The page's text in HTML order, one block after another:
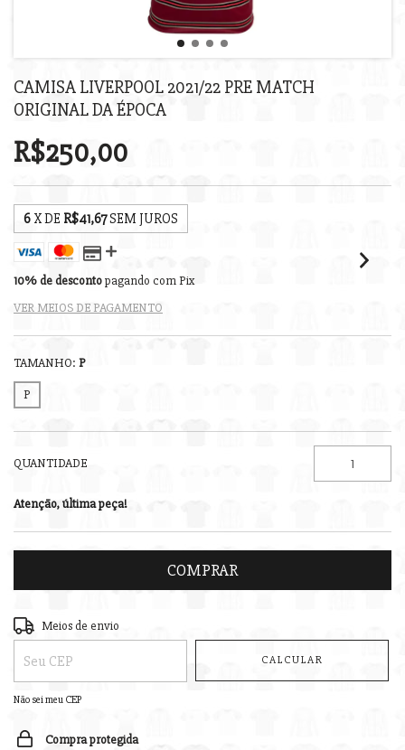
CAMISA LIVERPOOL 2021/22 PRE MATCH
ORIGINAL DA ÉPOCA
R$250,00
6 X DE R$41,67SEM JUROS
10% de descontopagando com Pix
VER MEIOS DE PAGAMENTO
TAMANHO: P
P
QUANTIDADE
Atenção, última peça!
Entregas para o CEP:
Meios de envio
CALCULAR
Não sei meu CEP
Compra protegida